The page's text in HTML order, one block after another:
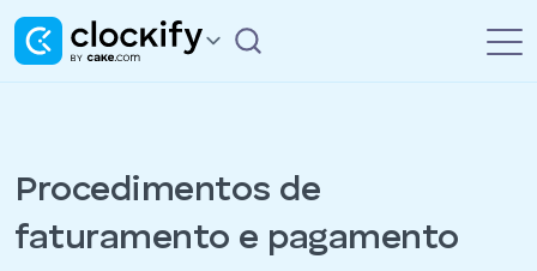
Procedimentos de
faturamento e pagamento